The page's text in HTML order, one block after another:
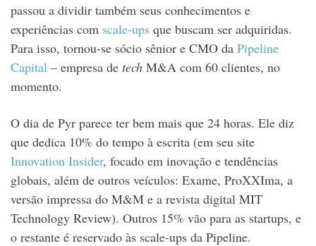
passou a dividir também seus conhecimentos e
experiências com scale-ups que buscam ser adquiridas.
Para isso, tornou-se sócio sênior e CMO da Pipeline
Capital – empresa de tech M&A com 60 clientes, no
momento.
O dia de Pyr parece ter bem mais que 24 horas. Ele diz
que dedica 10% do tempo à escrita (em seu site
Innovation Insider, focado em inovação e tendências
globais, além de outros veículos: Exame, ProXXIma, a
versão impressa do M&M e a revista digital MIT
Technology Review). Outros 15% vão para as startups, e
o restante é reservado às scale-ups da Pipeline.